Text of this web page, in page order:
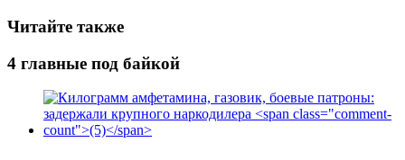
Читайте также
4 главные под байкой